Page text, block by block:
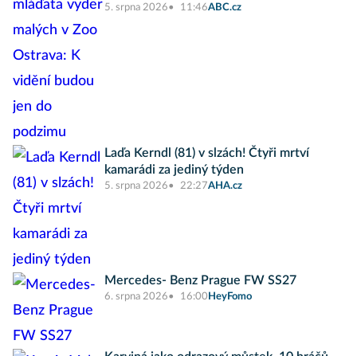
5. srpna 2026 11:46ABC.cz
Laďa Kerndl (81) v slzách! Čtyři mrtví
kamarádi za jediný týden
5. srpna 2026 22:27AHA.cz
Mercedes- Benz Prague FW SS27
6. srpna 2026 16:00 HeyFomo